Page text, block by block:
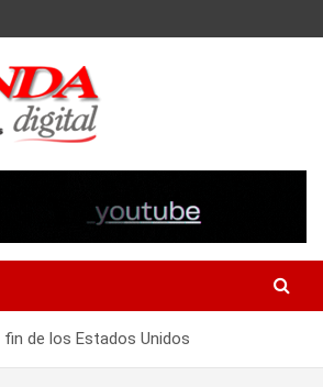
fin de los Estados Unidos